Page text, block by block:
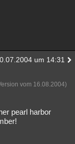
um 14:31
vom 16.08.2004)
pearl harbor